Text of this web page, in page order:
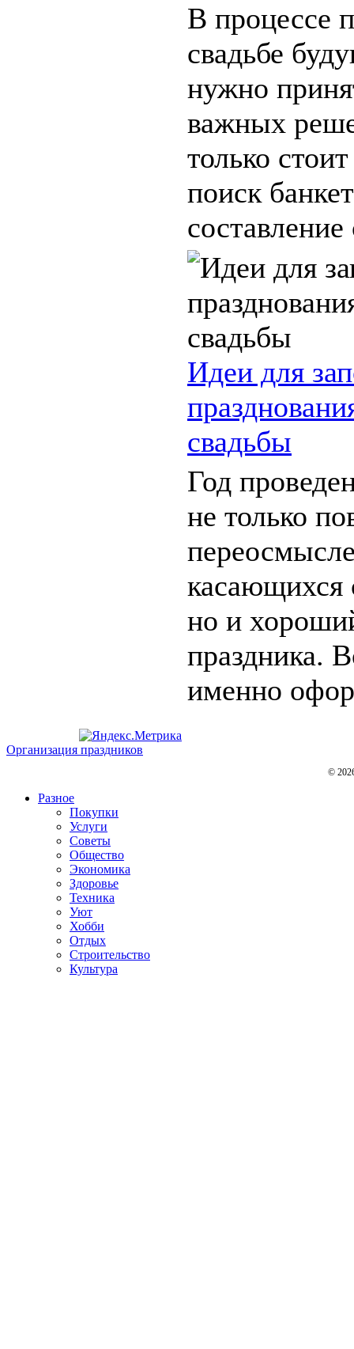
В процессе
свадьбе
нужно
важных
только
поиск
Идеи для
свадьбы
Год
не только
касающихся
но и
праздника.
именно
Организация праздников
©
Разное
Покупки
Услуги
Советы
Общество
Экономика
Здоровье
Техника
Уют
Хобби
Отдых
Строительство
Культура